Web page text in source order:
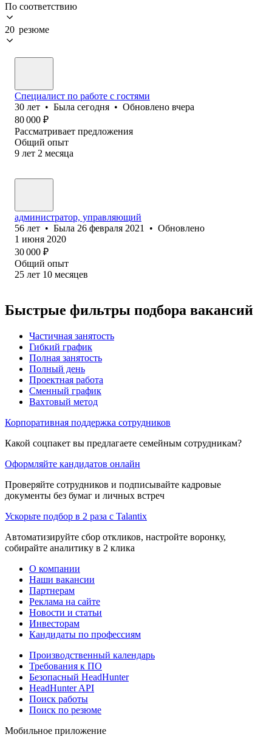
По соответствию
20 резюме
Специалист по работе с гостями
30 лет • Была сегодня • Обновлено вчера
80 000 ₽
Рассматривает предложения
Общий опыт
9 лет 2 месяца
администратор, управляющий
56 лет • Была 26 февраля 2021 • Обновлено
1 июня 2020
30 000 ₽
Общий опыт
25 лет 10 месяцев
Быстрые фильтры подбора вакансий
Частичная занятость
Гибкий график
Полная занятость
Полный день
Проектная работа
Сменный график
Вахтовый метод
Корпоративная поддержка сотрудников
Какой соцпакет вы предлагаете семейным сотрудникам?
Оформляйте кандидатов онлайн
Проверяйте сотрудников и подписывайте кадровые
документы без бумаг и личных встреч
Ускорьте подбор в 2 раза с Talantix
Автоматизируйте сбор откликов, настройте воронку,
собирайте аналитику в 2 клика
О компании
Наши вакансии
Партнерам
Реклама на сайте
Новости и статьи
Инвесторам
Кандидаты по профессиям
Производственный календарь
Требования к ПО
Безопасный HeadHunter
HeadHunter API
Поиск работы
Поиск по резюме
Мобильное приложение